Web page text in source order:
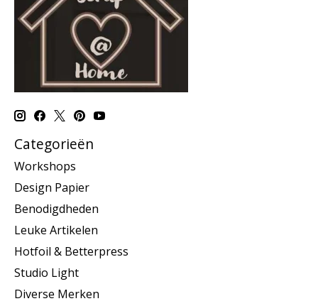
Categorieën
Workshops
Design Papier
Benodigdheden
Leuke Artikelen
Hotfoil & Betterpress
Studio Light
Diverse Merken